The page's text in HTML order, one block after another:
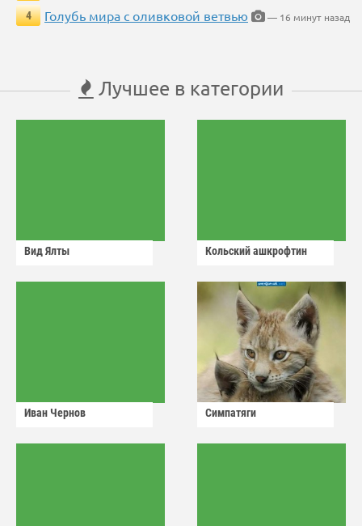
4
Голубь мира с оливковой ветвью — 16 минут назад
Лучшее в категории
Вид Ялты Кольский ашкрофтин
Иван Чернов Симпатяги